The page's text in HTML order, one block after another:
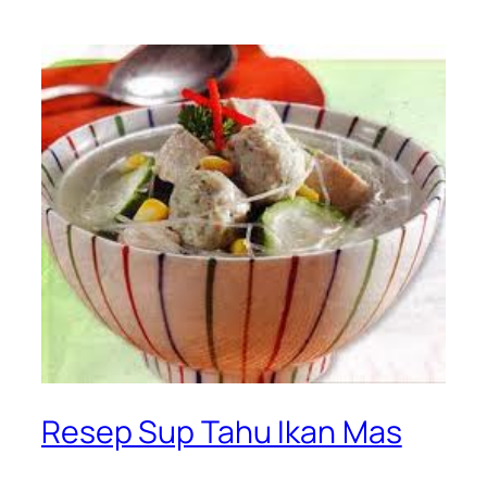
Resep Sup Tahu Ikan Mas